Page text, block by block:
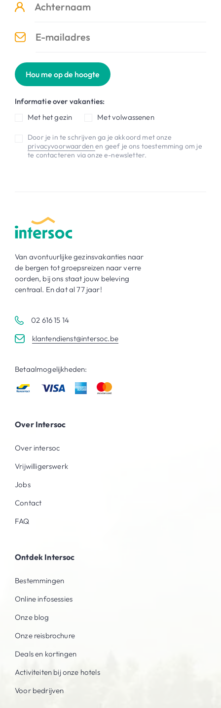
Hou me op de hoogte
Informatie over vakanties:
Met het gezin
Met volwassenen
Door je in te schrijven ga je akkoord met onze
privacyvoorwaardenen geef je ons toestemming om je
te contacteren via onze e-newsletter.
Van avontuurlijke gezinsvakanties naar
de bergen tot groepsreizen naar verre
oorden, bij ons staat jouw beleving
centraal. En dat al 77 jaar!
02 616 15 14
klantendienst@intersoc.be
Betaalmogelijkheden:
Over Intersoc
Over intersoc
Vrijwilligerswerk
Jobs
Contact
FAQ
Ontdek Intersoc
Bestemmingen
Online infosessies
Onze blog
Onze reisbrochure
Deals en kortingen
Activiteiten bij onze hotels
Voor bedrijven